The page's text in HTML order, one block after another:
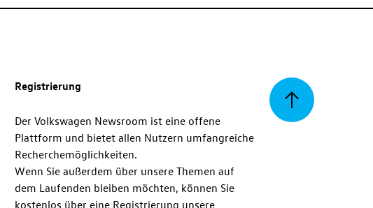
Zurück
Registrierung
Der Volkswagen Newsroom ist eine offene
Plattform und bietet allen Nutzern umfangreiche
Recherchemöglichkeiten.
Wenn Sie außerdem über unsere Themen auf
dem Laufenden bleiben möchten, können Sie
kostenlos über eine Registrierung unsere